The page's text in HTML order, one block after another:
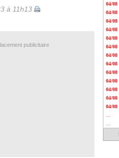
à 11h13
04/08
04/08
04/08
04/08
04/08
04/08
04/08
04/08
04/08
04/08
04/08
04/08
04/08
publicitaire